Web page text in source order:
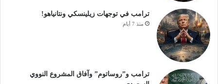
ترامب في توجهات زيلينسكي ونتانياهو!
منذ 7 أيام
ترامب و”روساتوم” وآفاق المشروع النووي